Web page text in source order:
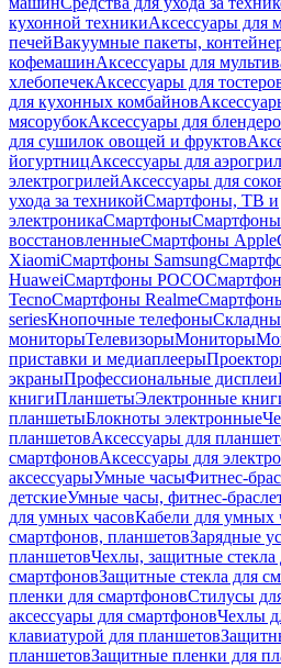
кухонной техникиАксессуары для
печейВакуумные пакеты,
кофемашинАксессуары для
хлебопечекАксессуары для
для кухонных комбайнов
мясорубокАксессуары для
для сушилок овощей и фруктов
йогуртницАксессуары для
электрогрилейАксессуары для
ухода за техникойСмартфоны, ТВ и
электроникаСмартфоныСмартфоны
восстановленныеСмартфоны Apple
XiaomiСмартфоны Samsung
HuaweiСмартфоны POCO
TecnoСмартфоны Realme
seriesКнопочные телефоны
мониторыТелевизорыМониторы
приставки и медиаплееры
экраныПрофессиональные дисплеи
книгиПланшетыЭлектронные
планшетыБлокноты электронные
планшетовАксессуары для
смартфоновАксессуары для
аксессуарыУмные часыФитнес-
детскиеУмные часы, фитнес-
для умных часовКабели для умных
смартфонов, планшетовЗарядные
планшетовЧехлы, защитные стекла
смартфоновЗащитные стекла для
пленки для смартфоновСтилусы
аксессуары для смартфоновЧехлы
клавиатурой для планшетов
планшетовЗащитные пленки для